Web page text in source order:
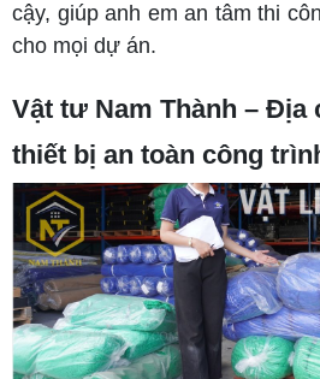
cậy, giúp anh em an tâm thi
cho mọi dự án.
Vật tư Nam Thành – Địa
thiết bị an toàn công